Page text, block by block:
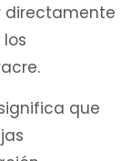
directamente
que